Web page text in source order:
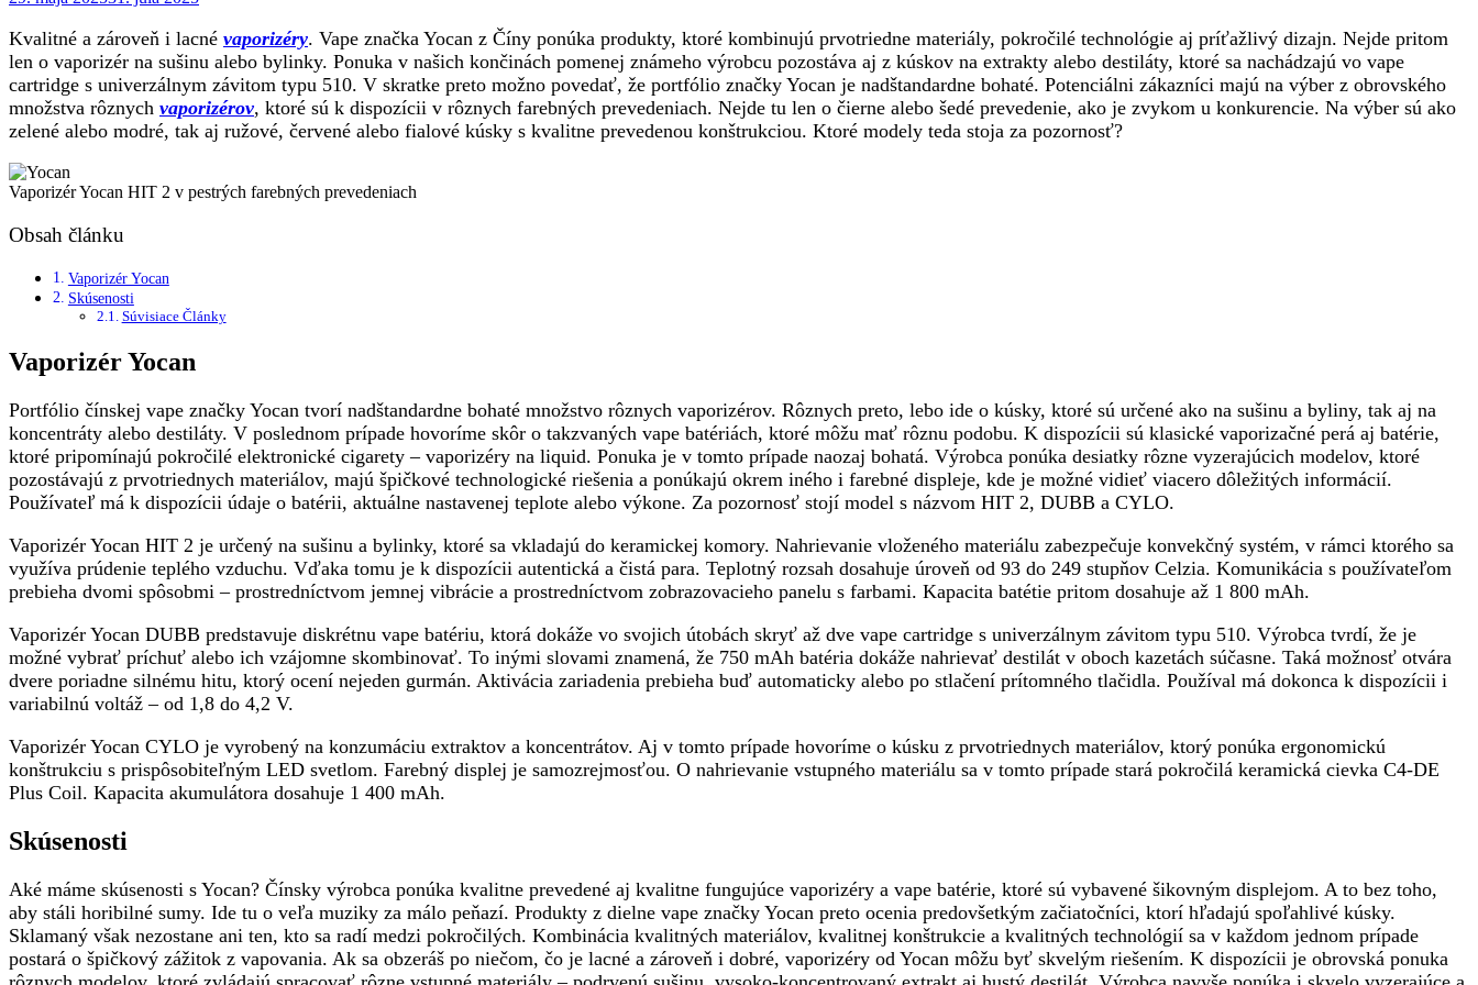
Kvalitné a zároveň i lacné vaporizéry. Vape značka Yocan z Číny ponúka produkty, ktoré kombinujú prvotriedne materiály, pokročilé technológie aj príťažlivý dizajn. Nejde pritom
len o vaporizér na sušinu alebo bylinky. Ponuka v našich končinách pomenej známeho výrobcu pozostáva aj z kúskov na extrakty alebo destiláty, ktoré sa nachádzajú vo vape
cartridge s univerzálnym závitom typu 510. V skratke preto možno povedať, že portfólio značky Yocan je nadštandardne bohaté. Potenciálni zákazníci majú na výber z obrovského
množstva rôznych vaporizérov, ktoré sú k dispozícii v rôznych farebných prevedeniach. Nejde tu len o čierne alebo šedé prevedenie, ako je zvykom u konkurencie. Na výber sú ako
zelené alebo modré, tak aj ružové, červené alebo fialové kúsky s kvalitne prevedenou konštrukciou. Ktoré modely teda stoja za pozornosť?
Vaporizér Yocan HIT 2 v pestrých farebných prevedeniach
Obsah článku
Vaporizér Yocan
Skúsenosti
Súvisiace Články
Vaporizér Yocan
Portfólio čínskej vape značky Yocan tvorí nadštandardne bohaté množstvo rôznych vaporizérov. Rôznych preto, lebo ide o kúsky, ktoré sú určené ako na sušinu a byliny, tak aj na
koncentráty alebo destiláty. V poslednom prípade hovoríme skôr o takzvaných vape batériách, ktoré môžu mať rôznu podobu. K dispozícii sú klasické vaporizačné perá aj batérie,
ktoré pripomínajú pokročilé elektronické cigarety – vaporizéry na liquid. Ponuka je v tomto prípade naozaj bohatá. Výrobca ponúka desiatky rôzne vyzerajúcich modelov, ktoré
pozostávajú z prvotriednych materiálov, majú špičkové technologické riešenia a ponúkajú okrem iného i farebné displeje, kde je možné vidieť viacero dôležitých informácií.
Používateľ má k dispozícii údaje o batérii, aktuálne nastavenej teplote alebo výkone. Za pozornosť stojí model s názvom HIT 2, DUBB a CYLO.
Vaporizér Yocan HIT 2 je určený na sušinu a bylinky, ktoré sa vkladajú do keramickej komory. Nahrievanie vloženého materiálu zabezpečuje konvekčný systém, v rámci ktorého sa
využíva prúdenie teplého vzduchu. Vďaka tomu je k dispozícii autentická a čistá para. Teplotný rozsah dosahuje úroveň od 93 do 249 stupňov Celzia. Komunikácia s používateľom
prebieha dvomi spôsobmi – prostredníctvom jemnej vibrácie a prostredníctvom zobrazovacieho panelu s farbami. Kapacita batétie pritom dosahuje až 1 800 mAh.
Vaporizér Yocan DUBB predstavuje diskrétnu vape batériu, ktorá dokáže vo svojich útobách skryť až dve vape cartridge s univerzálnym závitom typu 510. Výrobca tvrdí, že je
možné vybrať príchuť alebo ich vzájomne skombinovať. To inými slovami znamená, že 750 mAh batéria dokáže nahrievať destilát v oboch kazetách súčasne. Taká možnosť otvára
dvere poriadne silnému hitu, ktorý ocení nejeden gurmán. Aktivácia zariadenia prebieha buď automaticky alebo po stlačení prítomného tlačidla. Používal má dokonca k dispozícii i
variabilnú voltáž – od 1,8 do 4,2 V.
Vaporizér Yocan CYLO je vyrobený na konzumáciu extraktov a koncentrátov. Aj v tomto prípade hovoríme o kúsku z prvotriednych materiálov, ktorý ponúka ergonomickú
konštrukciu s prispôsobiteľným LED svetlom. Farebný displej je samozrejmosťou. O nahrievanie vstupného materiálu sa v tomto prípade stará pokročilá keramická cievka C4-DE
Plus Coil. Kapacita akumulátora dosahuje 1 400 mAh.
Skúsenosti
Aké máme skúsenosti s Yocan? Čínsky výrobca ponúka kvalitne prevedené aj kvalitne fungujúce vaporizéry a vape batérie, ktoré sú vybavené šikovným displejom. A to bez toho,
aby stáli horibilné sumy. Ide tu o veľa muziky za málo peňazí. Produkty z dielne vape značky Yocan preto ocenia predovšetkým začiatočníci, ktorí hľadajú spoľahlivé kúsky.
Sklamaný však nezostane ani ten, kto sa radí medzi pokročilých. Kombinácia kvalitných materiálov, kvalitnej konštrukcie a kvalitných technológií sa v každom jednom prípade
postará o špičkový zážitok z vapovania. Ak sa obzeráš po niečom, čo je lacné a zároveň i dobré, vaporizéry od Yocan môžu byť skvelým riešením. K dispozícii je obrovská ponuka